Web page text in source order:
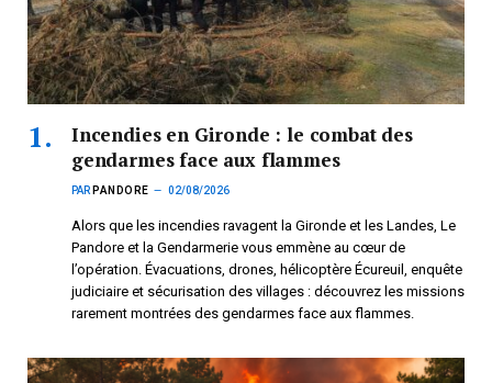
Incendies en Gironde : le combat des
gendarmes face aux flammes
PAR PANDORE 02/08/2026
Alors que les incendies ravagent la Gironde et les Landes, Le
Pandore et la Gendarmerie vous emmène au cœur de
l’opération. Évacuations, drones, hélicoptère Écureuil, enquête
judiciaire et sécurisation des villages : découvrez les missions
rarement montrées des gendarmes face aux flammes.